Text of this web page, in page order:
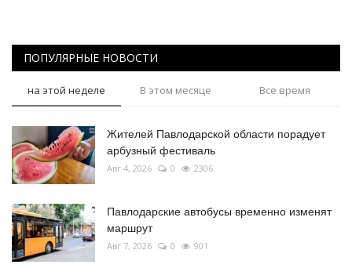
ПОПУЛЯРНЫЕ НОВОСТИ
на этой неделе В этом месяце Все время
Жителей Павлодарской области порадует
арбузный фестиваль
Авг 4, 2026 0 2306
Павлодарские автобусы временно изменят
маршрут
Авг 7, 2026 0 901